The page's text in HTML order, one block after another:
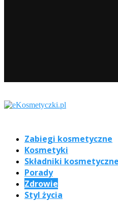
Zabiegi kosmetyczne
Kosmetyki
Składniki kosmetyczne
Porady
Zdrowie
Styl życia